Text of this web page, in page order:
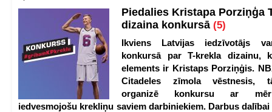
Piedalies Kristapa Porziņģa
dizaina konkursā (5)
Ikviens Latvijas iedzīvotājs
konkursā par T-krekla dizainu,
elements ir Kristaps Porziņģis.
Citadeles zīmola vēstnesis,
organizē konkursu ar
iedvesmojošu krekliņu saviem darbiniekiem. Darbus